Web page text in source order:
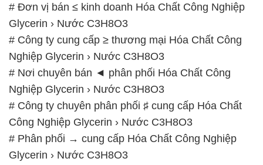
# Đơn vị bán ≤ kinh doanh Hóa Chất Công Nghiệp
Glycerin › Nước C3H8O3
# Công ty cung cấp ≥ thương mại Hóa Chất Công
Nghiệp Glycerin › Nước C3H8O3
# Nơi chuyên bán ◄ phân phối Hóa Chất Công
Nghiệp Glycerin › Nước C3H8O3
# Công ty chuyên phân phối ♯ cung cấp Hóa Chất
Công Nghiệp Glycerin › Nước C3H8O3
# Phân phối → cung cấp Hóa Chất Công Nghiệp
Glycerin › Nước C3H8O3